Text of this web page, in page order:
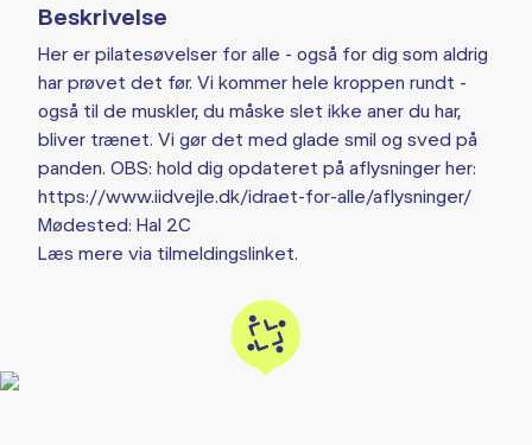
Beskrivelse
Her er pilatesøvelser for alle - også for dig som aldrig
har prøvet det før. Vi kommer hele kroppen rundt -
også til de muskler, du måske slet ikke aner du har,
bliver trænet. Vi gør det med glade smil og sved på
panden. OBS: hold dig opdateret på aflysninger her:
https://www.iidvejle.dk/idraet-for-alle/aflysninger/
Mødested: Hal 2C
Læs mere via tilmeldingslinket.